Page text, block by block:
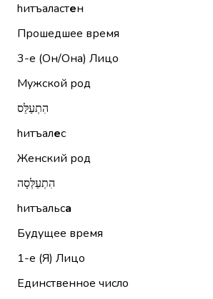
hитъаластен
Прошедшее время
3-е (Он/Она) Лицо
Мужской род
הִתְעַלֵּס
hитъалес
Женский род
הִתְעַלְּסָה
hитъальса
Будущее время
1-е (Я) Лицо
Единственное число